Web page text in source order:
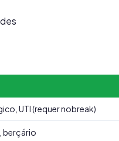
UTI (requer nobreak)
berçário